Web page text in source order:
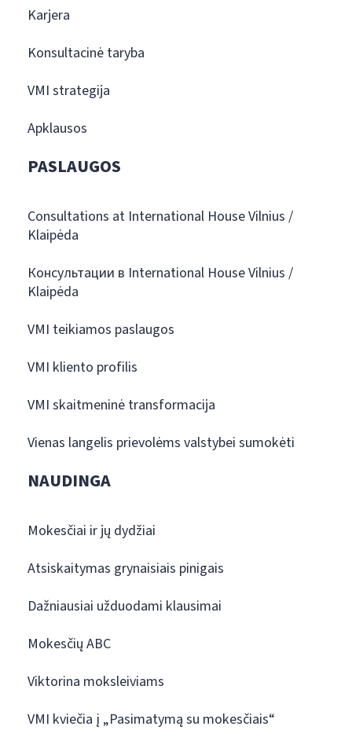
Karjera
Konsultacinė taryba
VMI strategija
Apklausos
PASLAUGOS
Consultations at International House Vilnius /
Klaipėda
Консультации в International House Vilnius /
Klaipėda
VMI teikiamos paslaugos
VMI kliento profilis
VMI skaitmeninė transformacija
Vienas langelis prievolėms valstybei sumokėti
NAUDINGA
Mokesčiai ir jų dydžiai
Atsiskaitymas grynaisiais pinigais
Dažniausiai užduodami klausimai
Mokesčių ABC
Viktorina moksleiviams
VMI kviečia į „Pasimatymą su mokesčiais“